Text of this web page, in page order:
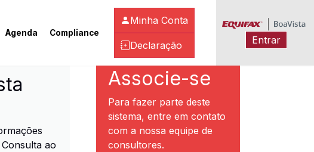
Agenda Compliance
Minha Conta
Declaração Entrar
Ribeirão Preto
ao
Associe-se
Para fazer parte deste
sistema, entre em contato
com a nossa equipe de
consultores.